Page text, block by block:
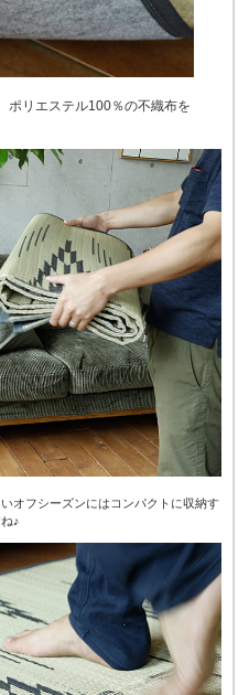
ポリエステル100％の不織布を
オフシーズンにはコンパクトに収納す
♪